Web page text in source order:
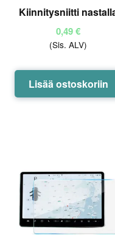
Kiinnitysniitti
0,49€
(Sis. ALV)
Lisää ostoskoriin